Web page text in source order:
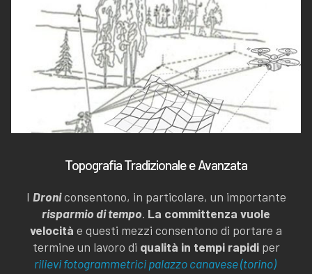
Topografia Tradizionale e Avanzata
I Droniconsentono, in particolare, un importante
risparmio di tempo. La committenza vuole
velocità e questi mezzi consentono di portare a
termine un lavoro di qualità in tempi rapidiper
rilievi fotogrammetrici palazzo canavese (torino)